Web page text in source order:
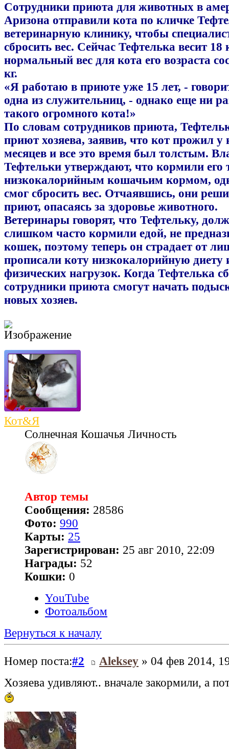
Сотрудники приюта для животных в
Аризона отправили кота по кличке
ветеринарную клинику, чтобы
сбросить вес. Сейчас Тефтелька весит 18
нормальный вес для кота его возраста
кг.
«Я работаю в приюте уже 15 лет, -
одна из служительниц, - однако еще ни
такого огромного кота!»
По словам сотрудников приюта,
приют хозяева, заявив, что кот прожил у
месяцев и все это время был толстым.
Тефтельки утверждают, что кормили его
низкокалорийным кошачьим кормом,
смог сбросить вес. Отчаявшись, они
приют, опасаясь за здоровье животного.
Ветеринары говорят, что Тефтельку,
слишком часто кормили едой, не
кошек, поэтому теперь он страдает от
прописали коту низкокалорийную диету
физических нагрузок. Когда Тефтелька
сотрудники приюта смогут начать
новых хозяев.
Кот&Я
Солнечная Кошачья Личность
Автор темы
Сообщения: 28586
Фото: 990
Карты: 25
Зарегистрирован: 25 авг 2010, 22:09
Награды: 52
Кошки: 0
YouTube
Фотоальбом
Вернуться к началу
Номер поста:#2 Aleksey » 04 фев 2014,
Хозяева удивляют.. вначале закормили, а